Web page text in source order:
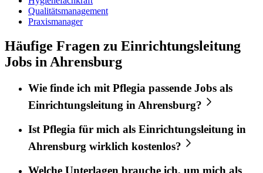
Qualitätsmanagement
Praxismanager
Häufige Fragen zu Einrichtungsleitung
Jobs in Ahrensburg
Wie finde ich mitPflegia passende Jobs als
Einrichtungsleitung inAhrensburg?
Ist Pflegia für mich als Einrichtungsleitung in
Ahrensburg wirklich kostenlos?
Welche Unterlagen brauche ich, um mich als